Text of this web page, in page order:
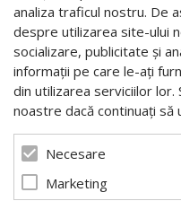
analiza traficul nostru. De
despre utilizarea site-ului
socializare, publicitate și
informații pe care le-ați
din utilizarea serviciilor lor.
noastre dacă continuați
Necesare
Marketing